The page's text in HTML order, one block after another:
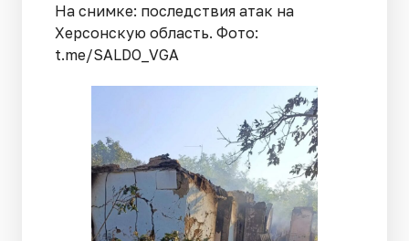
На снимке: последствия атак на
Херсонскую область. Фото:
t.me/SALDO_VGA